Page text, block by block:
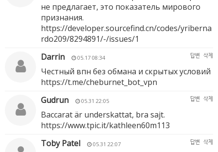
не предлагает, это показатель мирового
признания.
https://developer.sourcefind.cn/codes/yriberna
rdo209/8294891/-/issues/1
Darrin
05.17 08:34 답변 삭제
Честный впн без обмана и скрытых условий
https://t.me/cheburnet_bot_vpn
Gudrun
05.31 22:05 답변 삭제
Baccarat är underskattat, bra sajt.
https://www.tpic.it/kathleen60m113
Toby Patel
05.31 22:07 답변 삭제